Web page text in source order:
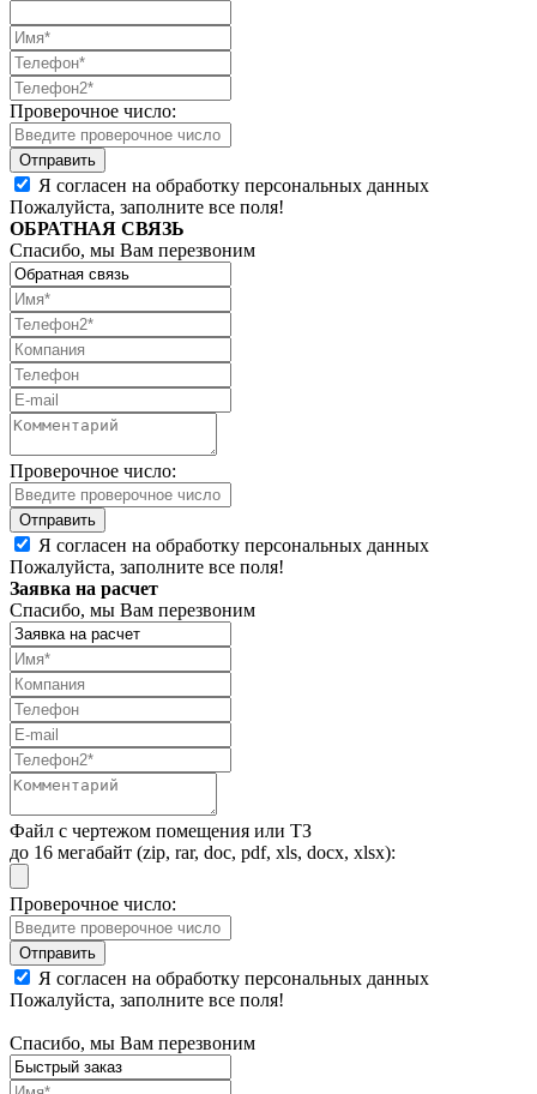
Проверочное число:
Я согласен на обработку персональных данных
Пожалуйста, заполните все поля!
ОБРАТНАЯ СВЯЗЬ
Спасибо, мы Вам перезвоним
Проверочное число:
Я согласен на обработку персональных данных
Пожалуйста, заполните все поля!
Заявка на расчет
Спасибо, мы Вам перезвоним
Файл с чертежом помещения или ТЗ
до 16 мегабайт (zip, rar, doc, pdf, xls, docx, xlsx):
Проверочное число:
Я согласен на обработку персональных данных
Пожалуйста, заполните все поля!
Спасибо, мы Вам перезвоним